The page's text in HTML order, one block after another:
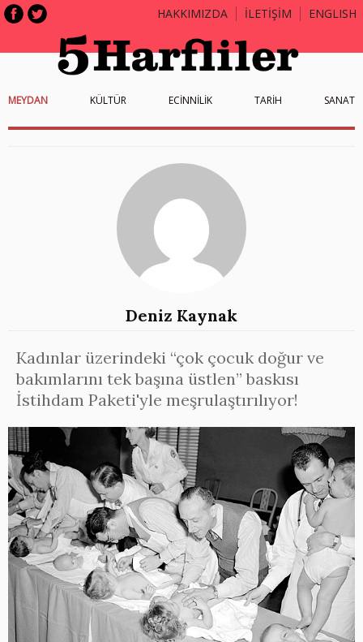
HAKKIMIZDA İLETİŞİM ENGLISH
MEYDAN KÜLTÜR ECİNNİLİK TARİH SANAT
Deniz Kaynak
Kadınlar üzerindeki “çok çocuk doğur ve
bakımlarını tek başına üstlen” baskısı
İstihdam Paketi'yle meşrulaştırılıyor!